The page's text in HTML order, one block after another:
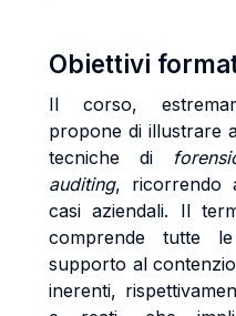
Obiettivi
Il corso,
propone di illustrare
tecniche di
auditing, ricorrendo
casi aziendali. Il
comprende tutte
supporto al
inerenti,